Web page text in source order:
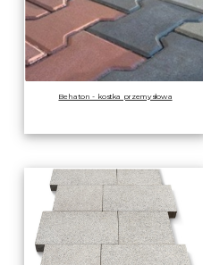
Behaton - kostka przemysłowa